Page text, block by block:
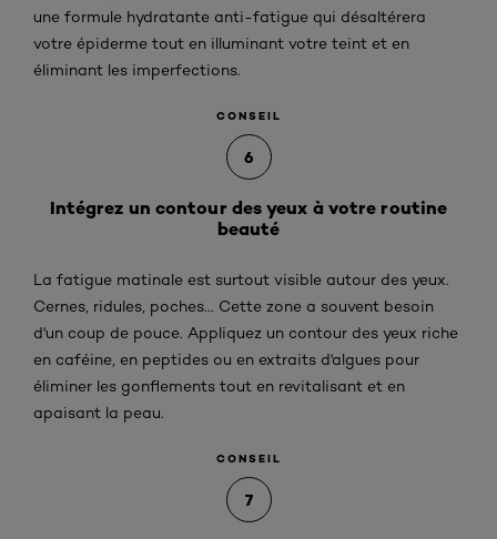
une formule hydratante anti-fatigue qui désaltérera
votre épiderme tout en illuminant votre teint et en
éliminant les imperfections.
CONSEIL
6
Intégrez un contour des yeux à votre routine
beauté
La fatigue matinale est surtout visible autour des yeux.
Cernes, ridules, poches... Cette zone a souvent besoin
d'un coup de pouce. Appliquez un contour des yeux riche
en caféine, en peptides ou en extraits d'algues pour
éliminer les gonflements tout en revitalisant et en
apaisant la peau.
CONSEIL
7